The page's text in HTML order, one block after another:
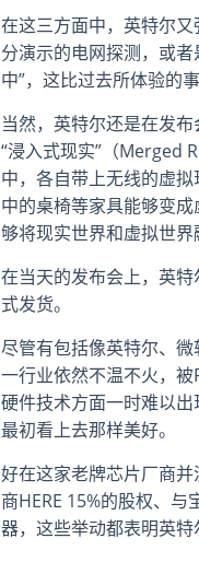
在这三方面中，英特尔又
分演示的电网探测，或
中”，这比过去所体验的
当然，英特尔还是在发
“浸入式现实”（Merged
中，各自带上无线的虚
中的桌椅等家具能够变
够将现实世界和虚拟世界
在当天的发布会上，英
式发货。
尽管有包括像英特尔、
一行业依然不温不火，
硬件技术方面一时难以
最初看上去那样美好。
好在这家老牌芯片厂商
商HERE 15%的股权、
器，这些举动都表明英特